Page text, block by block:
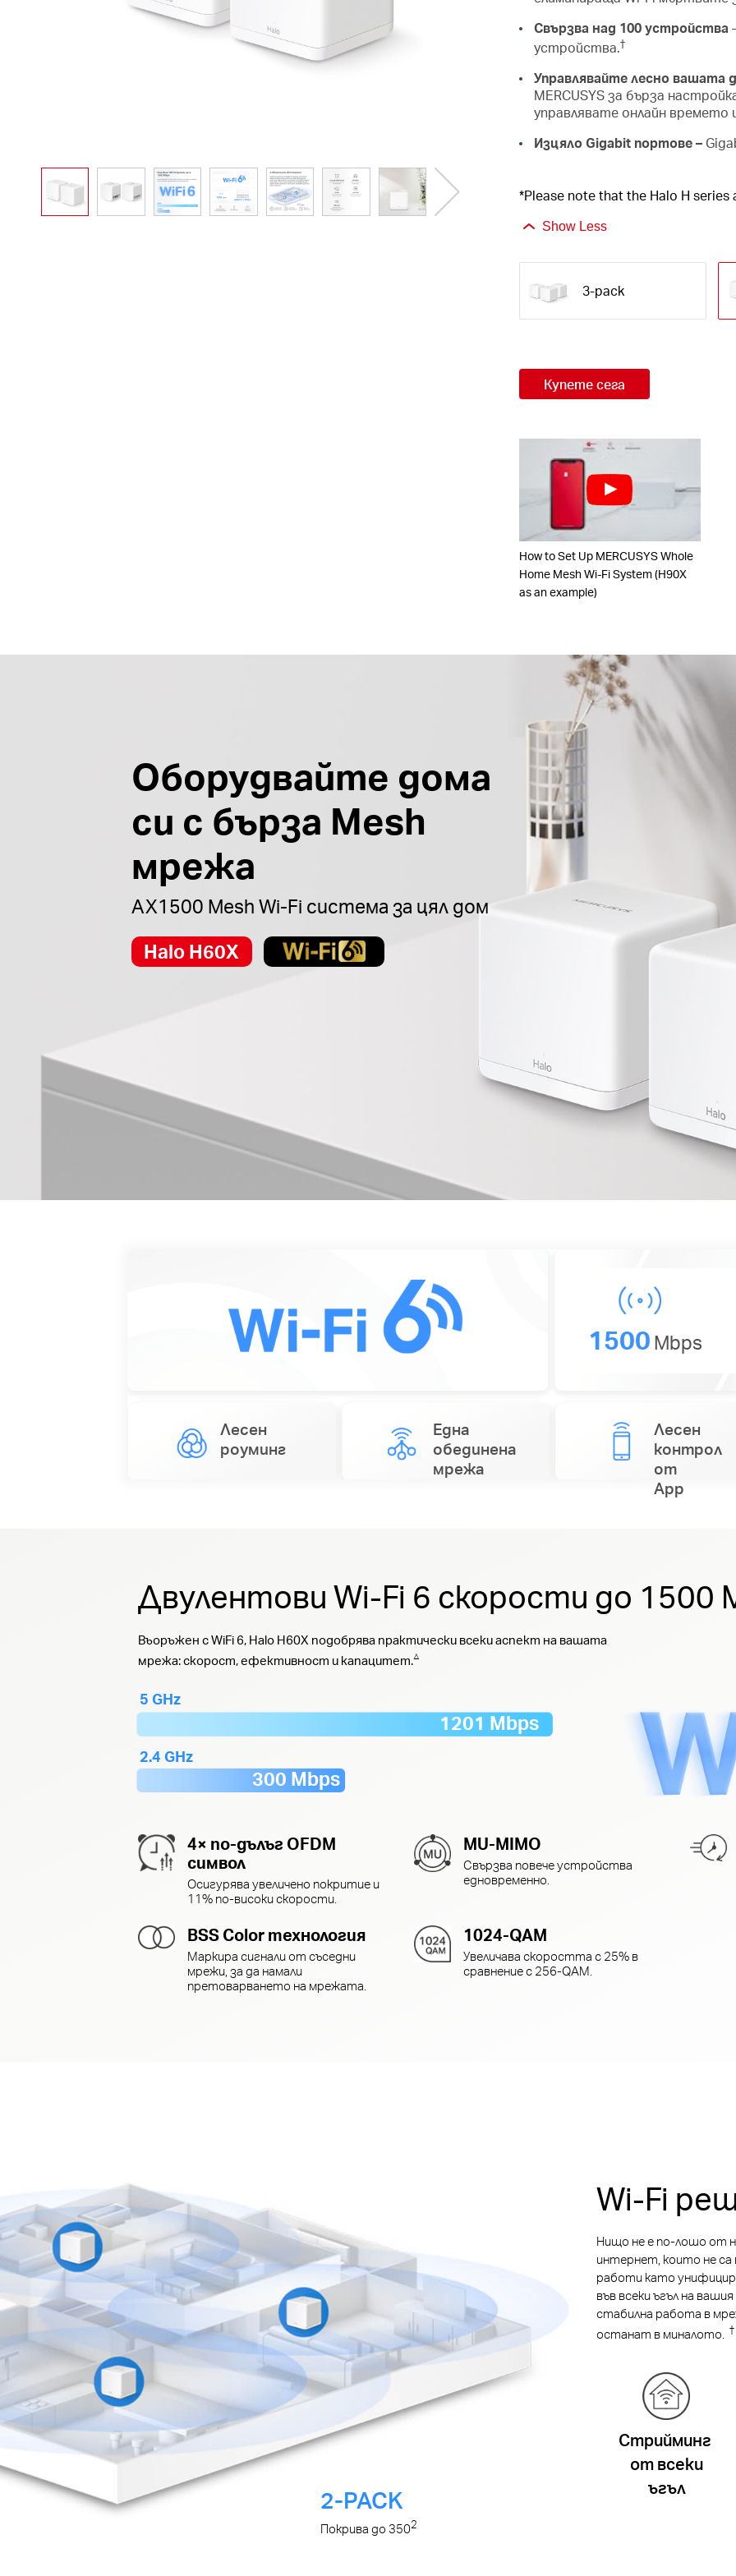
Свързва над 100 устройства
устройства.†
Управлявайте лесно вашата
MERCUSYS за бърза
управлявате онлайн
Изцяло Gigabit портове –
*Please note that the Halo H
Show Less
3-pack
Купете сега
How to Set Up MERCUSYS Whole
Home Mesh Wi-Fi System (H90X
as an example)
Оборудвайте дома
си с бърза Mesh
мрежа
AX1500 Mesh Wi-Fi система за цял дом
Halo H60X
1500 Mbps
Лесен
роуминг
Една
обединена
мрежа
Лесен
контрол
от
App
Двулентови Wi-Fi 6 скорости до 1500
Въоръжен с WiFi 6, Halo H60X подобрява практически всеки аспект на вашата
мрежа: скорост, ефективност и капацитет.△
5 GHz
1201 Mbps
2.4 GHz
300 Mbps
4× по-дълъг OFDM
символ
Осигурява увеличено покритие и
11% по-високи скорости.
MU-MIMO
Свързва повече устройства
едновременно.
BSS Color технология
Маркира сигнали от съседни
мрежи, за да намали
претоварването на мрежата.
1024-QAM
Увеличава скоростта с 25% в
сравнение с 256-QAM
Wi-Fi
Нищо не е по-лошо от
интернет, които не са
работи като
във всеки ъгъл на
стабилна работа в
останат в миналото. †
Стрийминг
от всеки
ъгъл
2-PACK
Покрива до 3502